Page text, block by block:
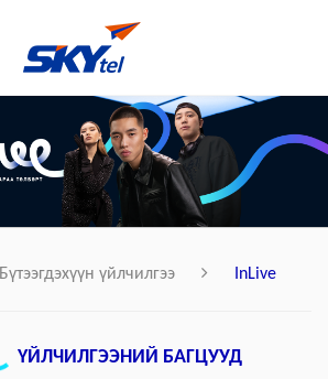
Бүтээгдэхүүн үйлчилгээ InLive
ҮЙЛЧИЛГЭЭНИЙ БАГЦУУД